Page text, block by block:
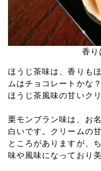
香り
ほうじ茶味は、香りも
ムはチョコレートかな
ほうじ茶風味の甘いク
栗モンブラン味は、お
白いです。クリームの
ところがありますが、
味や風味になっており